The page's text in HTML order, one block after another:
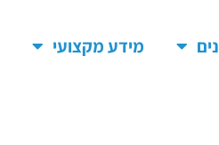
מידע מקצועי